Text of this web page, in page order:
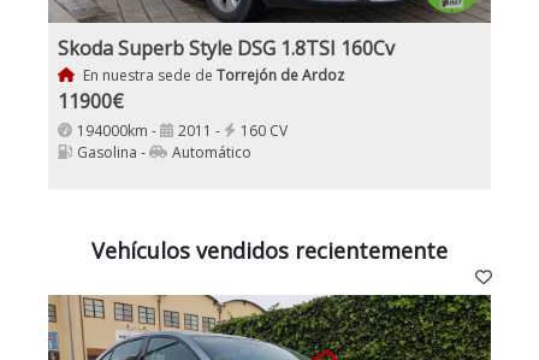
Skoda Superb Style DSG 1.8TSI 160Cv
En nuestra sede de Torrejón de Ardoz
11900€
194000km - 2011 -
160 CV
Gasolina -
Automático
Vehículos vendidos recientemente